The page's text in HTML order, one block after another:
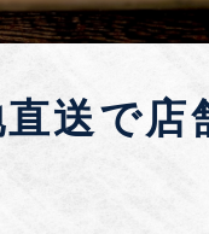
送で店